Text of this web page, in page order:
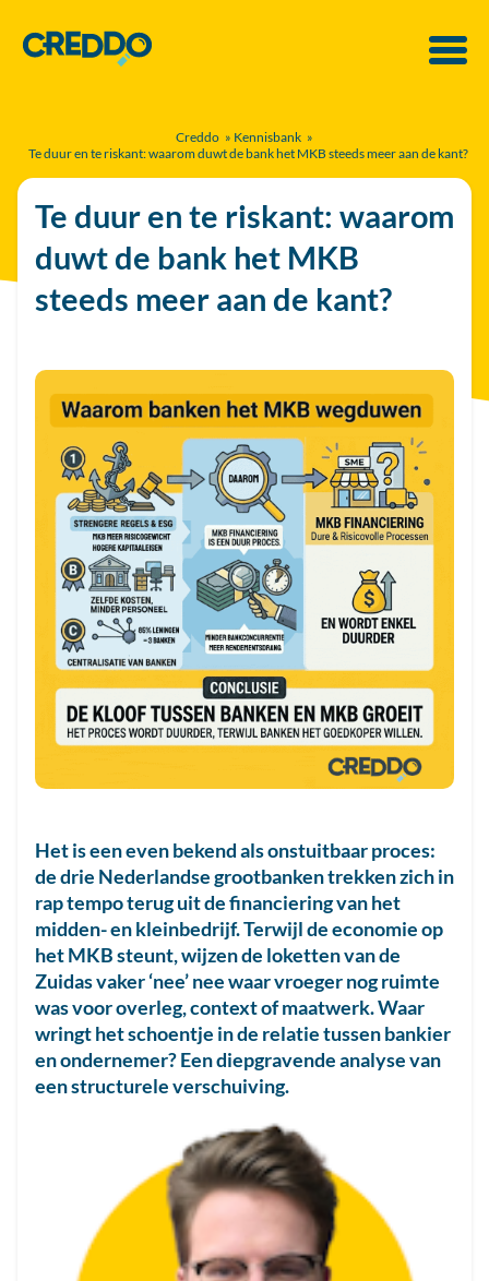
Creddo » Kennisbank »
Te duur en te riskant: waarom duwt de bank het MKB steeds meer aan de kant?
Te duur en te riskant: waarom
duwt de bank het MKB
steeds meer aan de kant?
Het is een even bekend als onstuitbaar proces:
de drie Nederlandse grootbanken trekken zich in
rap tempo terug uit de financiering van het
midden- en kleinbedrijf. Terwijl de economie op
het MKB steunt, wijzen de loketten van de
Zuidas vaker ‘nee’ nee waar vroeger nog ruimte
was voor overleg, context of maatwerk. Waar
wringt het schoentje in de relatie tussen bankier
en ondernemer? Een diepgravende analyse van
een structurele verschuiving.